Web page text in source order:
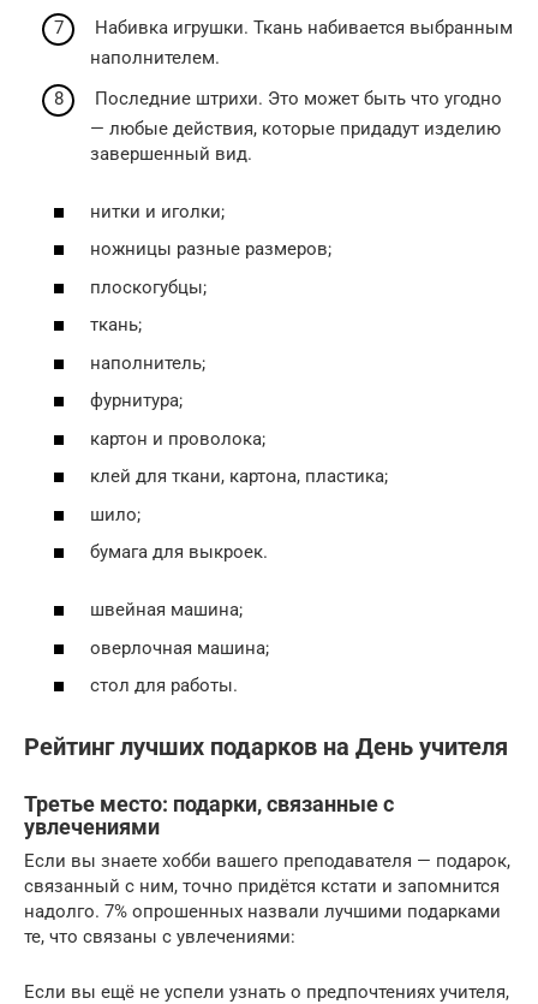
Набивка игрушки. Ткань набивается выбранным
наполнителем.
Последние штрихи. Это может быть что угодно
— любые действия, которые придадут изделию
завершенный вид.
нитки и иголки;
ножницы разные размеров;
плоскогубцы;
ткань;
наполнитель;
фурнитура;
картон и проволока;
клей для ткани, картона, пластика;
шило;
бумага для выкроек.
швейная машина;
оверлочная машина;
стол для работы.
Рейтинг лучших подарков на День учителя
Третье место: подарки, связанные с
увлечениями
Если вы знаете хобби вашего преподавателя — подарок,
связанный с ним, точно придётся кстати и запомнится
надолго. 7% опрошенных назвали лучшими подарками
те, что связаны с увлечениями:
Если вы ещё не успели узнать о предпочтениях учителя,